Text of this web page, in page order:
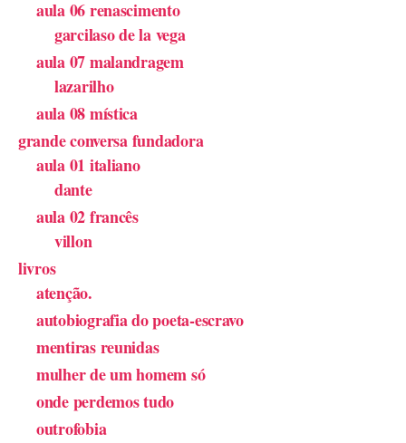
aula 06 renascimento
garcilaso de la vega
aula 07 malandragem
lazarilho
aula 08 mística
grande conversa fundadora
aula 01 italiano
dante
aula 02 francês
villon
livros
atenção.
autobiografia do poeta-escravo
mentiras reunidas
mulher de um homem só
onde perdemos tudo
outrofobia